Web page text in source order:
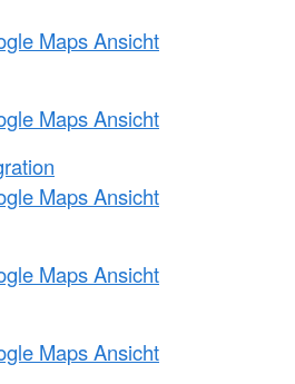
Maps Ansicht
Maps Ansicht
Maps Ansicht
Maps Ansicht
Maps Ansicht